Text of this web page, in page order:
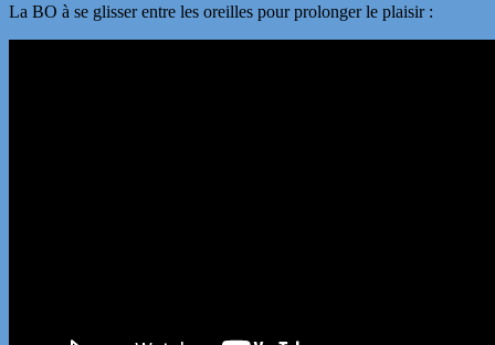
La BO à se glisser entre les oreilles pour prolonger le plaisir :